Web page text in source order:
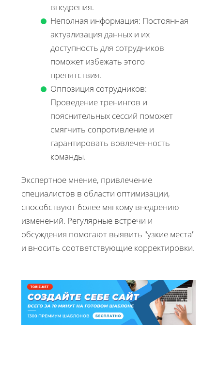
внедрения.
Неполная информация: Постоянная
актуализация данных и их
доступность для сотрудников
поможет избежать этого
препятствия.
Оппозиция сотрудников:
Проведение тренингов и
пояснительных сессий поможет
смягчить сопротивление и
гарантировать вовлеченность
команды.
Экспертное мнение, привлечение
специалистов в области оптимизации,
способствуют более мягкому внедрению
изменений. Регулярные встречи и
обсуждения помогают выявить "узкие места"
и вносить соответствующие корректировки.